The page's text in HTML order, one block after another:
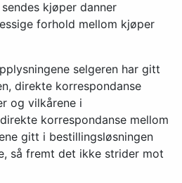
kjøper danner
forhold mellom kjøper
selgeren har gitt
direkte korrespondanse
og vilkårene i
korrespondanse mellom
gitt i bestillingsløsningen
så fremt det ikke strider mot